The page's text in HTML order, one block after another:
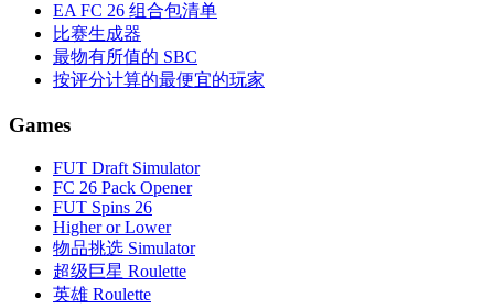
EA FC 26 组合包清单
比赛生成器
最物有所值的 SBC
按评分计算的最便宜的玩家
Games
FUT Draft Simulator
FC 26 Pack Opener
FUT Spins 26
Higher or Lower
物品挑选 Simulator
超级巨星 Roulette
英雄 Roulette